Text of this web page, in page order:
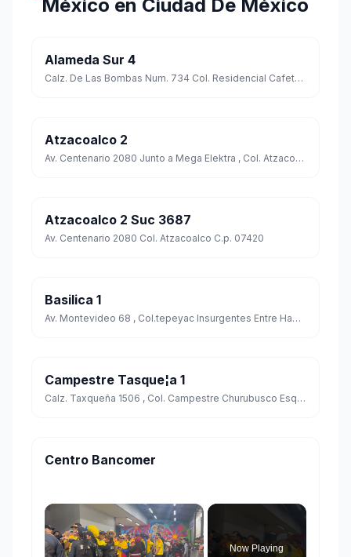
México en Ciudad De México
Alameda Sur 4
Calz. De Las Bombas Num. 734 Col. Residencial Cafetales C.p. 04918
Atzacoalco 2
Av. Centenario 2080 Junto a Mega Elektra , Col. Atzacoalco Esq. 5 De Mayo Cp. 07040
Atzacoalco 2 Suc 3687
Av. Centenario 2080 Col. Atzacoalco C.p. 07420
Basilica 1
Av. Montevideo 68 , Col.tepeyac Insurgentes Entre Habana Y Talara Cp. 07020
Campestre Tasque¦a 1
Calz. Taxqueña 1506 , Col. Campestre Churubusco Esq. Cerro San Francisco Cp. 04200
Centro Bancomer
×
Now Playing